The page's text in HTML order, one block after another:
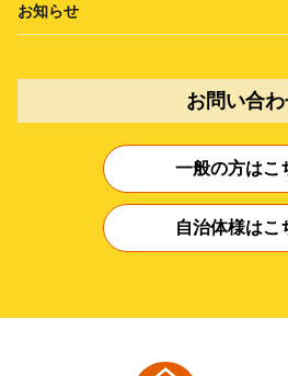
お知らせ
お問い合
一般の方はこ
自治体様はこ